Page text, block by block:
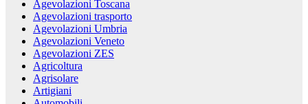
Agevolazioni Toscana
Agevolazioni trasporto
Agevolazioni Umbria
Agevolazioni Veneto
Agevolazioni ZES
Agricoltura
Agrisolare
Artigiani